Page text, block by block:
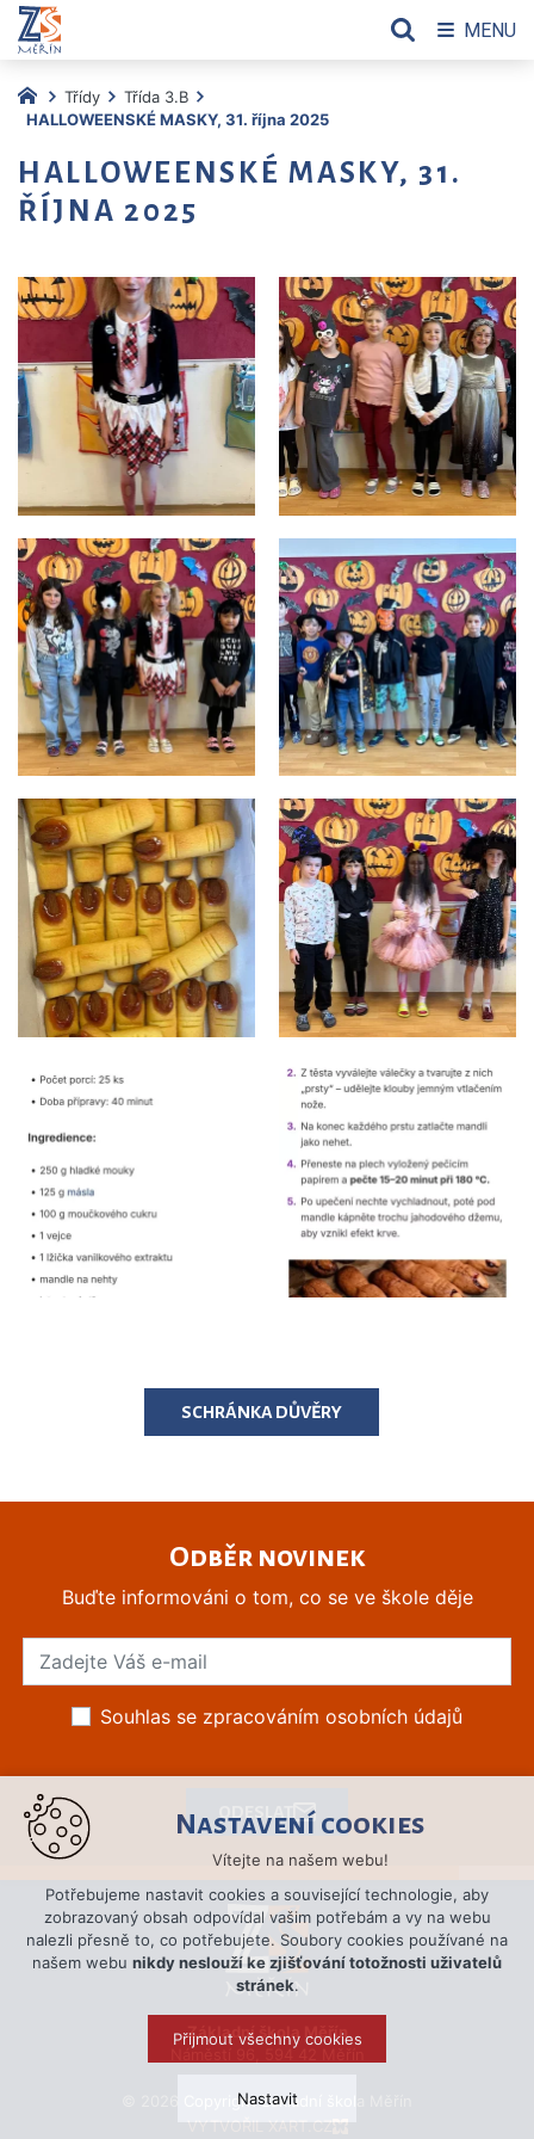
SCHRÁNKA DŮVĚRY
Třídy
Třída 3.B
HALLOWEENSKÉ MASKY, 31. října 2025
HALLOWEENSKÉ MASKY, 31.
ŘÍJNA 2025
Odběr novinek
Buďte informováni o tom, co se ve škole děje
Souhlas se zpracováním osobních údajů
Základní škola Měřín
Náměstí 96, 594 42 Měřín
© 2026 Copyright Základní škola Měřín
VYTVOŘIL XART.CZ
MENU
Nastavení cookies
Vítejte na našem webu!
Potřebujeme nastavit cookies a související technologie, aby
zobrazovaný obsah odpovídal vašim potřebám a vy na webu
nalezli přesně to, co potřebujete. Soubory cookies používané na
našem webu nikdy neslouží ke zjišťování totožnosti uživatelů
stránek.
Přijmout všechny cookies
Nastavit